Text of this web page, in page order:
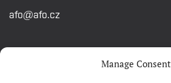
Manage Consent
afo@afo.cz
RYCHLÉ ODKAZY